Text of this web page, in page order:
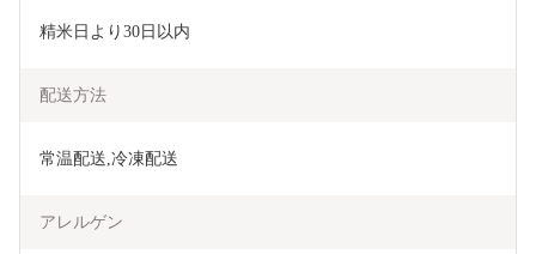
精米日より30日以内
配送方法
常温配送,冷凍配送
アレルゲン